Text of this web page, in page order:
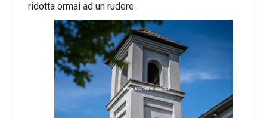
ridotta ormai ad un rudere.